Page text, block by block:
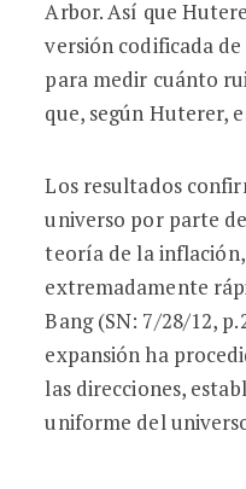
Arbor. Así que
versión codificada
para medir cuánto
que, según Huterer,
Los resultados
universo por parte
teoría de la
extremadamente
Bang (SN: 7/28/12,
expansión ha
las direcciones,
uniforme del